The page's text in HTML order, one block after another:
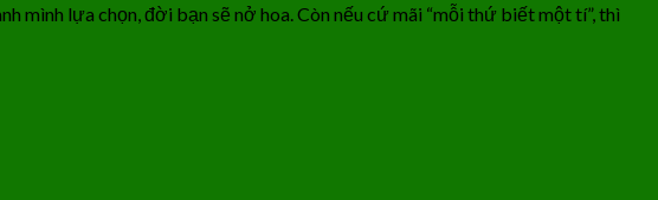
mình lựa chọn, đời bạn sẽ nở hoa. Còn nếu cứ mãi “mỗi thứ biết một tí”, thì